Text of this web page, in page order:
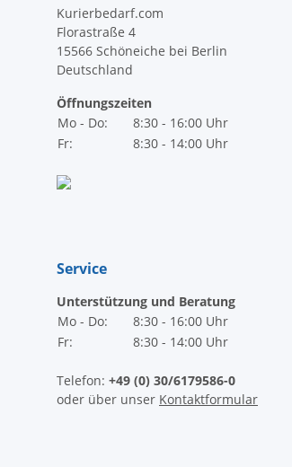
Kurierbedarf.com
Florastraße 4
15566 Schöneiche bei Berlin
Deutschland
Öffnungszeiten
Mo - Do:
8:30 - 16:00 Uhr
Fr:
8:30 - 14:00 Uhr
Service
Unterstützung und Beratung
Mo - Do:
8:30 - 16:00 Uhr
Fr:
8:30 - 14:00 Uhr
Telefon: +49 (0) 30/6179586-0
oder über unser Kontaktformular